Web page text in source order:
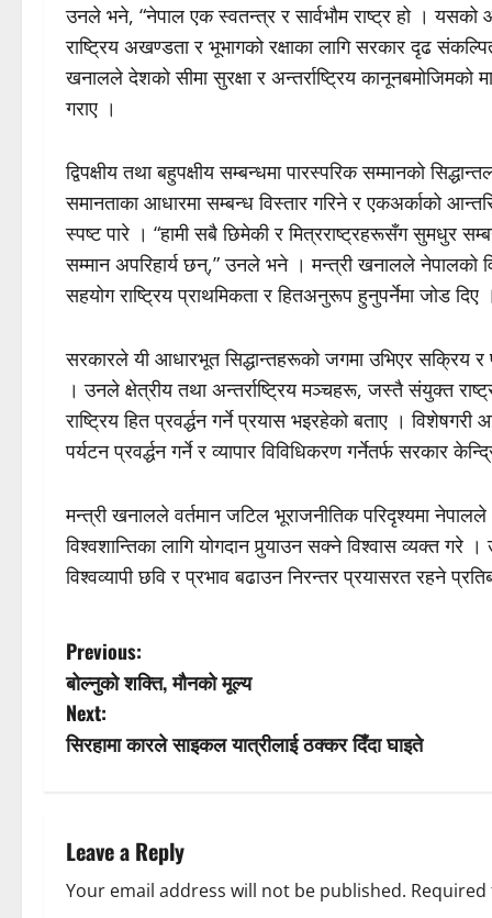
उनले भने, “नेपाल एक स्वतन्त्र र सार्वभौम राष्ट्र हो । यसको
राष्ट्रिय अखण्डता र भूभागको रक्षाका लागि सरकार दृढ
खनालले देशको सीमा सुरक्षा र अन्तर्राष्ट्रिय
गराए ।
द्विपक्षीय तथा बहुपक्षीय सम्बन्धमा पारस्परिक सम्मानको
समानताका आधारमा सम्बन्ध विस्तार गरिने र एकअर्काको
स्पष्ट पारे । “हामी सबै छिमेकी र मित्रराष्ट्रहरूसँग सुमधुर
सम्मान अपरिहार्य छन्,” उनले भने । मन्त्री खनालले नेपालको
सहयोग राष्ट्रिय प्राथमिकता र हितअनुरूप हुनुपर्नेमा जोड दिए ।
सरकारले यी आधारभूत सिद्धान्तहरूको जगमा उभिएर सक्रिय र
। उनले क्षेत्रीय तथा अन्तर्राष्ट्रिय मञ्चहरू, जस्तै संयुक्त
राष्ट्रिय हित प्रवर्द्धन गर्ने प्रयास भइरहेको बताए ।
पर्यटन प्रवर्द्धन गर्ने र व्यापार विविधिकरण गर्नेतर्फ सरकार
मन्त्री खनालले वर्तमान जटिल भूराजनीतिक परिदृश्यमा नेपालले
विश्वशान्तिका लागि योगदान पुर्‍याउन सक्ने विश्वास व्यक्त
विश्वव्यापी छवि र प्रभाव बढाउन निरन्तर प्रयासरत रहने
P
o
s
n
a
Previous:
बोल्नुको शक्ति, मौनको मूल्य
Next:
सिरहामा कारले साइकल यात्रीलाई ठक्कर दिँदा घाइते
Leave a Reply
Your email address will not be published.